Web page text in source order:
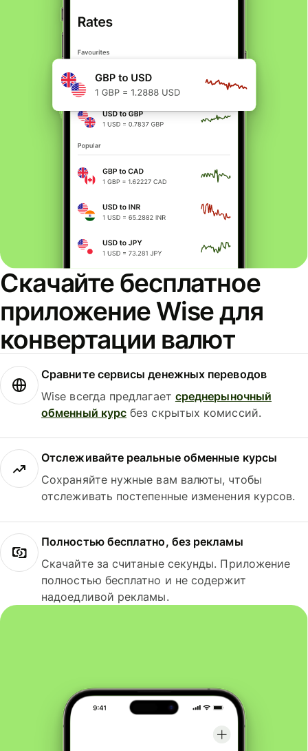
Скачайте бесплатное
приложение Wise для
конвертации валют
Сравните сервисы денежных переводов
Wise всегда предлагает среднерыночный
обменный курс без скрытых комиссий.
Отслеживайте реальные обменные курсы
Сохраняйте нужные вам валюты, чтобы
отслеживать постепенные изменения курсов.
Полностью бесплатно, без рекламы
Скачайте за считаные секунды. Приложение
полностью бесплатно и не содержит
надоедливой рекламы.